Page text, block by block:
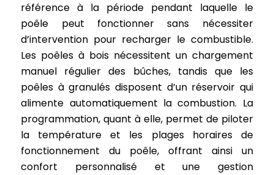
référence à la période pendant laquelle le
poêle peut fonctionner sans nécessiter
d’intervention pour recharger le combustible.
Les poêles à bois nécessitent un chargement
manuel régulier des bûches, tandis que les
poêles à granulés disposent d’un réservoir qui
alimente automatiquement la combustion. La
programmation, quant à elle, permet de piloter
la température et les plages horaires de
fonctionnement du poêle, offrant ainsi un
confort personnalisé et une gestion